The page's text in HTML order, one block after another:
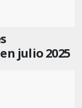
julio 2025